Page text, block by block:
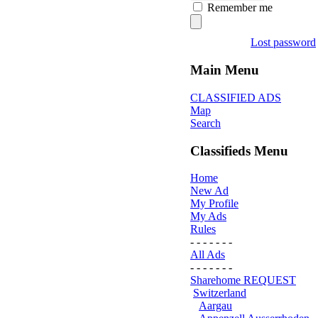
Remember me
Lost password
Main Menu
CLASSIFIED ADS
Map
Search
Classifieds Menu
Home
New Ad
My Profile
My Ads
Rules
- - - - - - -
All Ads
- - - - - - -
Sharehome REQUEST
Switzerland
Aargau